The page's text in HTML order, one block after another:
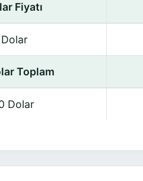
Fiyatı
Dolar
Toplam
Dolar